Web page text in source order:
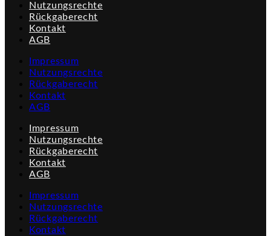
Nutzungsrechte
Rückgaberecht
Kontakt
AGB
Impressum
Nutzungsrechte
Rückgaberecht
Kontakt
AGB
Impressum
Nutzungsrechte
Rückgaberecht
Kontakt
AGB
Impressum
Nutzungsrechte
Rückgaberecht
Kontakt